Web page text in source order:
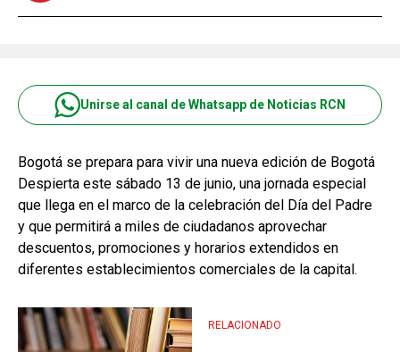
Unirse al canal de Whatsapp de Noticias RCN
Bogotá se prepara para vivir una nueva edición de Bogotá
Despierta este sábado 13 de junio, una jornada especial
que llega en el marco de la celebración del Día del Padre
y que permitirá a miles de ciudadanos aprovechar
descuentos, promociones y horarios extendidos en
diferentes establecimientos comerciales de la capital.
RELACIONADO